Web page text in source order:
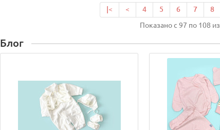
|< < 4 5 6 7 8
Показано с 97 по 108
Блог